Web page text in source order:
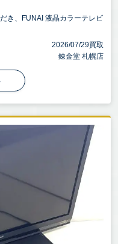
き、FUNAI 液晶カラーテレビ
2026/07/29買取
錬金堂 札幌店